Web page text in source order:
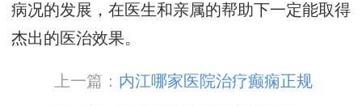
病况的发展，在医生和亲属的帮助下一定能取得
杰出的医治效果。
上一篇： 内江哪家医院治疗癫痫正规